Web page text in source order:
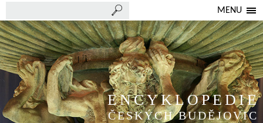
MENU
ENCYKLOPEDIE
ČESKÝCH BUDĚJOVIC